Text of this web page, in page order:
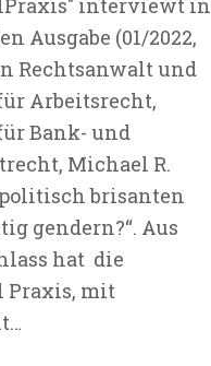
Ausgabe (01/2022,
Rechtsanwalt und
Arbeitsrecht,
Bank- und
Michael R.
politisch brisanten
gendern?“. Aus
hat die
Praxis, mit